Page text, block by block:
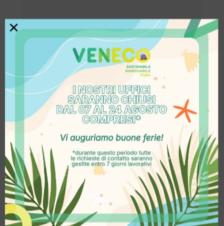
luce in valore
Nel nostro lavoro vediamo ogni
giorno come la luce possa
diventare un’opportunità
concreta.
Installare un impianto fotovoltaico
significa infatti:
Produrre energia in modo
autonomo;
Valorizzare la propria
abitazione o attività;
Contribuire alla transizione
energetica;
Investire in un futuro più
×